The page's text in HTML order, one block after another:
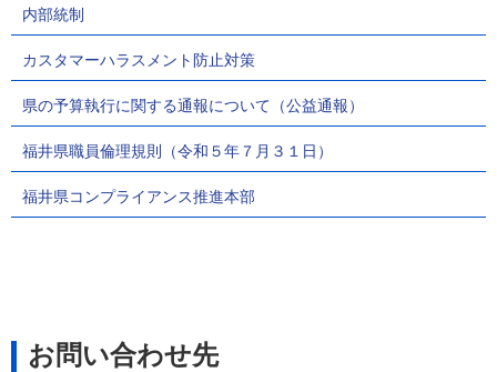
内部統制
カスタマーハラスメント防止対策
県の予算執行に関する通報について（公益通報）
福井県職員倫理規則（令和５年７月３１日）
福井県コンプライアンス推進本部
お問い合わせ先